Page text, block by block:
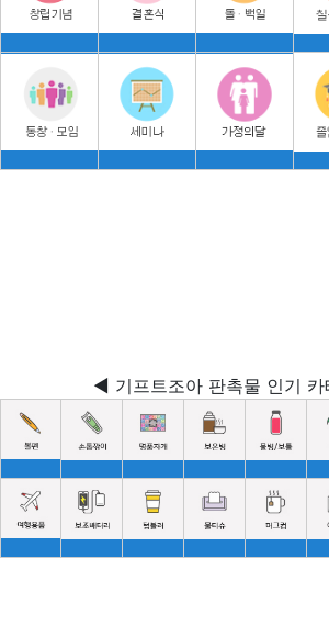
◀ 기프트조아 판촉물 인기